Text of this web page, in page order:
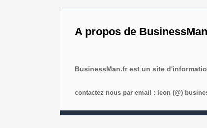
A propos de
BusinessMan.fr est un site
contactez nous par email : leon (@)